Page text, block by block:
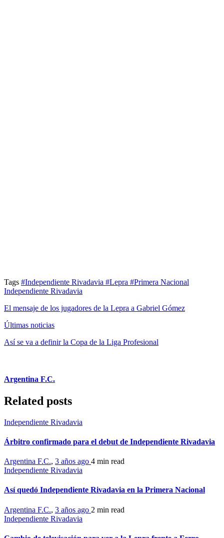
Tags #Independiente Rivadavia #Lepra #Primera Nacional
Independiente Rivadavia
El mensaje de los jugadores de la Lepra a Gabriel Gómez
Últimas noticias
Así se va a definir la Copa de la Liga Profesional
Argentina F.C.
Related posts
Independiente Rivadavia
Árbitro confirmado para el debut de Independiente Rivadavia
Argentina F.C., 3 años ago 4 min read
Independiente Rivadavia
Así quedó Independiente Rivadavia en la Primera Nacional
Argentina F.C., 3 años ago 2 min read
Independiente Rivadavia